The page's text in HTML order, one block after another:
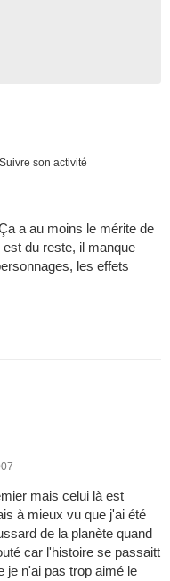
Suivre son activité
a au moins le mérite de
du reste, il manque
les effets
mais celui là est
à mieux vu que j'ai été
de la planète quand
car l'histoire se passaitt
je n'ai pas trop aimé le